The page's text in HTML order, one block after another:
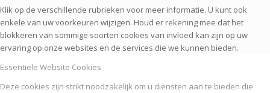
Klik op de verschillende rubrieken voor meer informatie. U kunt ook
enkele van uw voorkeuren wijzigen. Houd er rekening mee dat het
blokkeren van sommige soorten cookies van invloed kan zijn op uw
ervaring op onze websites en de services die we kunnen bieden.
Essentiële Website Cookies
Deze cookies zijn strikt noodzakelijk om u diensten aan te bieden die